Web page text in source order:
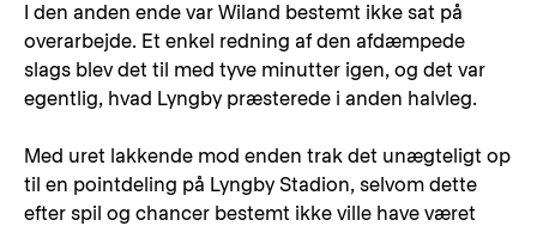
I den anden ende var Wiland bestemt ikke sat på
overarbejde. Et enkel redning af den afdæmpede
slags blev det til med tyve minutter igen, og det var
egentlig, hvad Lyngby præsterede i anden halvleg.
Med uret lakkende mod enden trak det unægteligt op
til en pointdeling på Lyngby Stadion, selvom dette
efter spil og chancer bestemt ikke ville have været